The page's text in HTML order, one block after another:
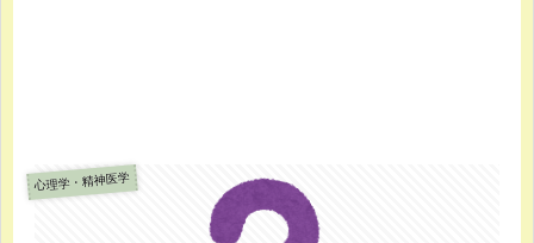
心理学・精神医学